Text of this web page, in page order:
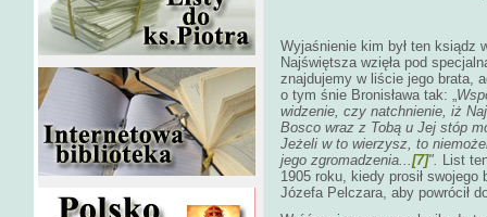
Wyjaśnienie kim był ten ksiądz
Najświętsza wzięła pod
znajdujemy w liście jego brata,
o tym śnie Bronisława tak: „
widzenie, czy natchnienie, iż
Bosco wraz z Tobą u Jej stóp
Jeżeli w to wierzysz, to
jego zgromadzenia...[7]". List
1905 roku, kiedy prosił
Józefa Pelczara, aby powrócił